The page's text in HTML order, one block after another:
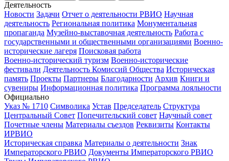
Деятельность
Новости Задачи Отчет о деятельности РВИО Научная
деятельность Региональная политика Монументальная
пропаганда Музейно-выставочная деятельность Работа с
государственными и общественными организациями Военно-
исторические лагеря Поисковая работа
Военно-исторический туризм Военно-исторические
фестивали Деятельность Комиссий Общества Историческая
память Проекты Партнеры Благодарности Архив Книги и
сувениры Информационная политика Программа лояльности
Официально
Указ № 1710 Символика Устав Председатель Структура
Центральный Совет Попечительский совет Научный совет
Почетные члены Материалы съездов Реквизиты Контакты
ИРВИО
Историческая справка Материалы о деятельности Знак
Императорского РВИО Документы Императорского РВИО